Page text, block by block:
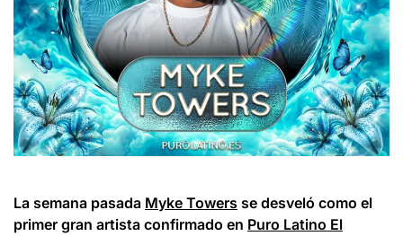
La semana pasada Myke Towers se desveló como el
primer gran artista confirmado en Puro Latino El